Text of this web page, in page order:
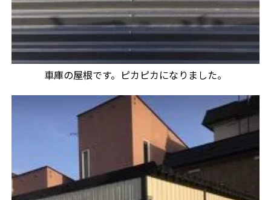
車庫の屋根です。ピカピカになりました。